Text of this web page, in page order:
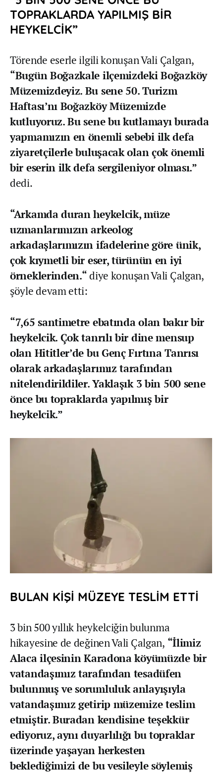
TOPRAKLARDA YAPILMIŞ BİR
HEYKELCİK”
Törende eserle ilgili konuşan Vali Çalgan,
“Bugün Boğazkale ilçemizdeki Boğazköy
Müzemizdeyiz. Bu sene 50. Turizm
Haftası’nı Boğazköy Müzemizde
kutluyoruz. Bu sene bu kutlamayı burada
yapmamızın en önemli sebebi ilk defa
ziyaretçilerle buluşacak olan çok önemli
bir eserin ilk defa sergileniyor olması.”
dedi.
“Arkamda duran heykelcik, müze
uzmanlarımızın arkeolog
arkadaşlarımızın ifadelerine göre ünik,
çok kıymetli bir eser, türünün en iyi
örneklerinden.“diye konuşan Vali Çalgan,
şöyle devam etti:
“7,65 santimetre ebatında olan bakır bir
heykelcik. Çok tanrılı bir dine mensup
olan Hititler’de bu Genç Fırtına Tanrısı
olarak arkadaşlarımız tarafından
nitelendirildiler. Yaklaşık 3 bin 500 sene
önce bu topraklarda yapılmış bir
heykelcik.”
BULAN KİŞİ MÜZEYE TESLİM ETTİ
3 bin 500 yıllık heykelciğin bulunma
hikayesine de değinen Vali Çalgan, “İlimiz
Alaca ilçesinin Karadona köyümüzde bir
vatandaşımız tarafından tesadüfen
bulunmuş ve sorumluluk anlayışıyla
vatandaşımız getirip müzemize teslim
etmiştir. Buradan kendisine teşekkür
ediyoruz, aynı duyarlılığı bu topraklar
üzerinde yaşayan herkesten
beklediğimizi de bu vesileyle söylemiş